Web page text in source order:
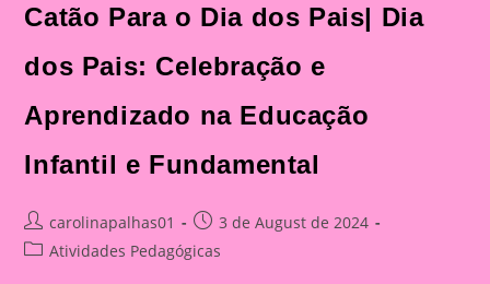
Catão Para o Dia dos Pais| Dia
dos Pais: Celebração e
Aprendizado na Educação
Infantil e Fundamental
Post
author:
carolinapalhas01
Post
published:
3 de August de 2024
PostAtividades Pedagógicas